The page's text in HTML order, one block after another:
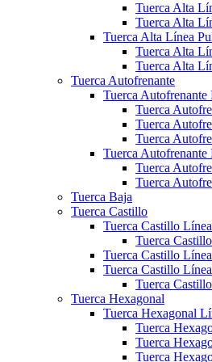
Tuerca Alta
Tuerca Alta
Tuerca Alta Línea
Tuerca Alta
Tuerca Alta
Tuerca Autofrenante
Tuerca Autofrenante
Tuerca
Tuerca
Tuerca
Tuerca Autofrenante
Tuerca
Tuerca
Tuerca Baja
Tuerca Castillo
Tuerca Castillo
Tuerca
Tuerca Castillo
Tuerca Castillo
Tuerca
Tuerca Hexagonal
Tuerca Hexagonal
Tuerca
Tuerca
Tuerca